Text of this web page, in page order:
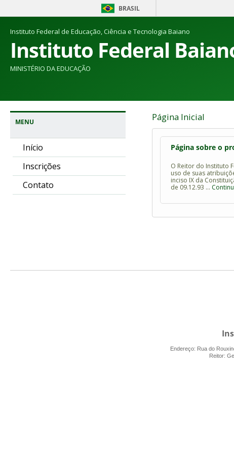
BRASIL
Instituto Federal de Educação, Ciência e Tecnologia Baiano
Instituto Federal
MINISTÉRIO DA EDUCAÇÃO
Página Inicial
Página sobre o
O Reitor do Instituto
uso de suas
inciso IX da
de 09.12.93 …
MENU
Início
Inscrições
Contato
Endereço: Rua do
Reitor: